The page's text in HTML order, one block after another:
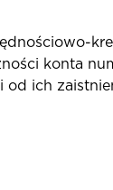
konta
od ich